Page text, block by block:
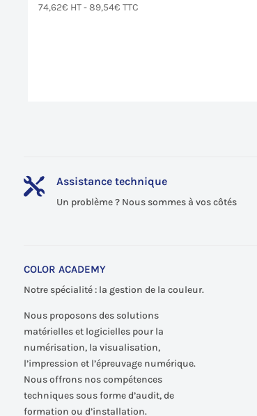
74,62€ HT -89,54€ TTC
 Assistance technique
Un problème ? Nous sommes à vos côtés
COLOR ACADEMY
Notre spécialité : la gestion de la couleur.
Nous proposons des solutions
matérielles et logicielles pour la
numérisation, la visualisation,
l’impression et l’épreuvage numérique.
Nous offrons nos compétences
techniques sous forme d’audit, de
formation ou d’installation.